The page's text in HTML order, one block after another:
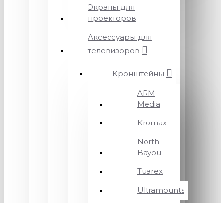
Экраны для
проекторов
Аксессуары для
телевизоров
Кронштейны
ARM
Media
Kromax
North
Bayou
Tuarex
Ultramounts